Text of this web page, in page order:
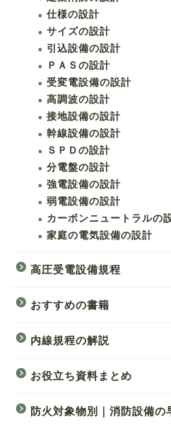
仕様の設計
サイズの設計
引込設備の設計
ＰＡＳの設計
受変電設備の設計
高調波の設計
接地設備の設計
幹線設備の設計
ＳＰＤの設計
分電盤の設計
強電設備の設計
弱電設備の設計
カーボンニュートラルの
家庭の電気設備の設計
高圧受電設備規程
おすすめの書籍
内線規程の解説
お役立ち資料まとめ
防火対象物別｜消防設備の